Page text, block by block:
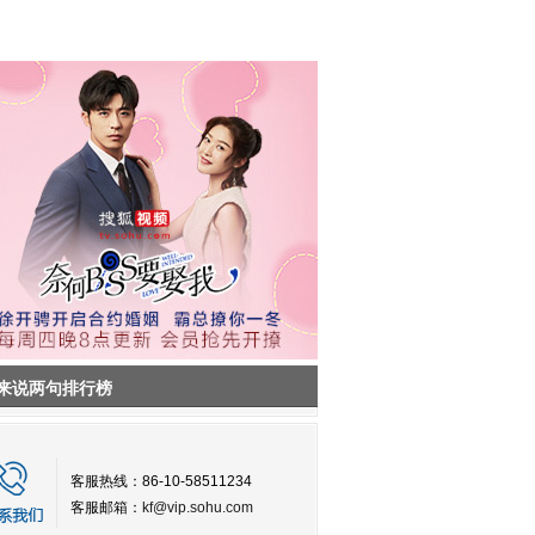
说两句排行榜
客服热线：86-10-58511234
客服邮箱： kf@vip.sohu.com